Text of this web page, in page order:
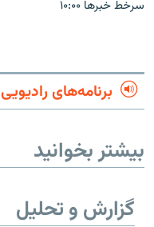
سرخط خبرها ۱۰:۰۰
برنامه‌های رادیویی
بیشتر بخوانید
گزارش و تحلیل